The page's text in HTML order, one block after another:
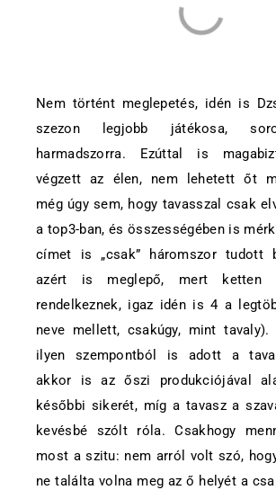
Nem történt meglepetés, idén is
szezon legjobb játékosa,
harmadszorra. Ezúttal is
végzett az élen, nem lehetett őt
még úgy sem, hogy tavasszal csak
a top3-ban, és összességében is
címet is „csak” háromszor tudott
azért is meglepő, mert ketten
rendelkeznek, igaz idén is 4 a
neve mellett, csakúgy, mint
ilyen szempontból is adott a
akkor is az őszi produkciójával
későbbi sikerét, míg a tavasz a
kevésbé szólt róla. Csakhogy
most a szitu: nem arról volt szó,
ne találta volna meg az ő helyét a